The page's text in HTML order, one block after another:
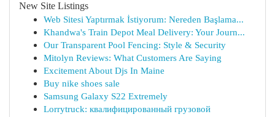
New Site Listings
Web Sitesi Yaptırmak İstiyorum: Nereden Başlama...
Khandwa's Train Depot Meal Delivery: Your Journ...
Our Transparent Pool Fencing: Style & Security
Mitolyn Reviews: What Customers Are Saying
Excitement About Djs In Maine
Buy nike shoes sale
Samsung Galaxy S22 Extremely
Lorrytruck: квалифицированный грузовой